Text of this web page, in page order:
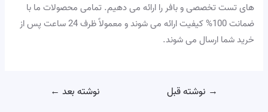
های تست تخصصی و بافر را ارائه می دهیم. تمامی محصولات ما با
ضمانت 100% کیفیت ارائه می شوند و معمولاً ظرف 24 ساعت پس از
خرید شما ارسال می شوند.
→ نوشته قبل نوشته بعد ←